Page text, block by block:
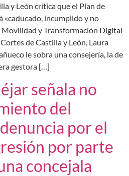
y León critica que el Plan de
incumplido y no
Movilidad y Transformación Digital
de Castilla y León, Laura
le sobra una consejería, la de
gestora […]
señala no
del
por el
por parte
concejala